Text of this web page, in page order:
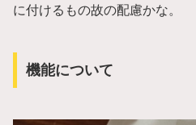
に付けるもの故の配慮かな。
機能について